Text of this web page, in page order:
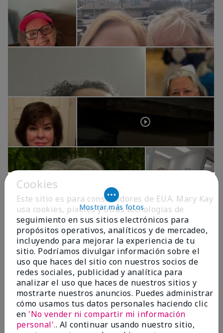
Mostrar más fotos
OPINIONES
4.9
299 Reseñas
Escribir Una Opinión
Cookies
Este sitio es para consumidores de EUA. Mary Kay
usa cookies, pixeles y otras tecnologías de
seguimiento en sus sitios electrónicos para
propósitos operativos, analíticos y de mercadeo,
incluyendo para mejorar la experiencia de tu
sitio. Podríamos divulgar información sobre el
uso que haces del sitio con nuestros socios de
redes sociales, publicidad y analítica para
analizar el uso que haces de nuestros sitios y
mostrarte nuestros anuncios. Puedes administrar
cómo usamos tus datos personales haciendo clic
en 'No vender ni compartir mi información
personal'.. Al continuar usando nuestro sitio,